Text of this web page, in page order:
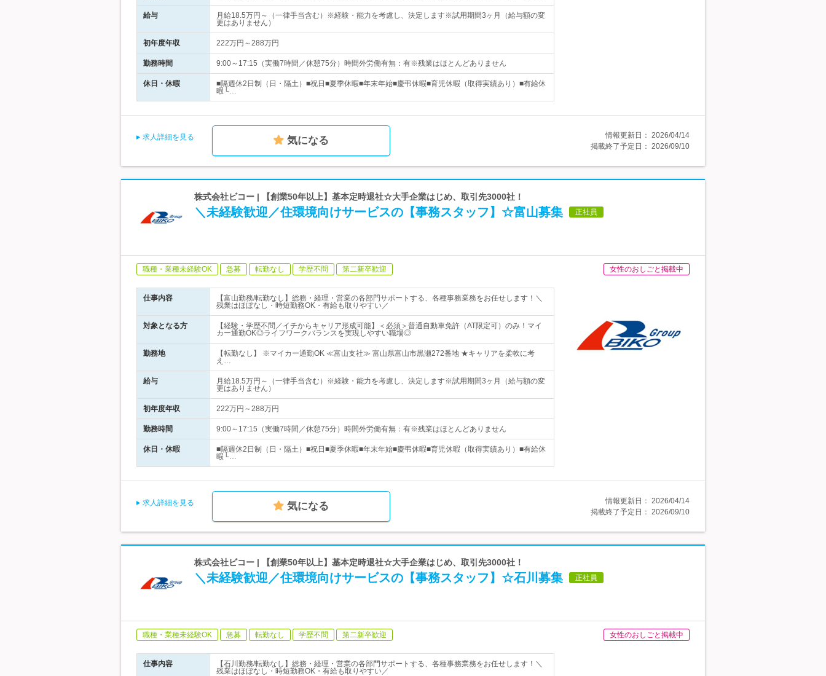
給与
月給18.5万円～（一律手当含む）※経験・能力を考慮し、決定します※試用期間3ヶ月（給与額の変
更はありません）
初年度年収 222万円～288万円
勤務時間 9:00～17:15（実働7時間／休憩75分）時間外労働有無：有※残業はほとんどありません
休日・休暇
■隔週休2日制（日・隔土）■祝日■夏季休暇■年末年始■慶弔休暇■育児休暇（取得実績あり）■有給休
暇└…
求人詳細を見る 気になる 情報更新日： 2026/04/14
掲載終了予定日： 2026/09/10
株式会社ビコー | 【創業50年以上】基本定時退社☆大手企業はじめ、取引先3000社！
＼未経験歓迎／住環境向けサービスの【事務スタッフ】☆富山募集 正社員
職種・業種未経験OK 急募 転勤なし 学歴不問 第二新卒歓迎 女性のおしごと掲載中
仕事内容
【富山勤務/転勤なし】総務・経理・営業の各部門サポートする、各種事務業務をお任せします！＼
残業はほぼなし・時短勤務OK・有給も取りやすい／
対象となる方
【経験・学歴不問／イチからキャリア形成可能】＜必須＞普通自動車免許（AT限定可）のみ！マイ
カー通勤OK◎ライフワークバランスを実現しやすい職場◎
勤務地
【転勤なし】 ※マイカー通勤OK ≪富山支社≫ 富山県富山市黒瀬272番地 ★キャリアを柔軟に考
え…
給与
月給18.5万円～（一律手当含む）※経験・能力を考慮し、決定します※試用期間3ヶ月（給与額の変
更はありません）
初年度年収 222万円～288万円
勤務時間 9:00～17:15（実働7時間／休憩75分）時間外労働有無：有※残業はほとんどありません
休日・休暇
■隔週休2日制（日・隔土）■祝日■夏季休暇■年末年始■慶弔休暇■育児休暇（取得実績あり）■有給休
暇└…
求人詳細を見る 気になる 情報更新日： 2026/04/14
掲載終了予定日： 2026/09/10
株式会社ビコー | 【創業50年以上】基本定時退社☆大手企業はじめ、取引先3000社！
＼未経験歓迎／住環境向けサービスの【事務スタッフ】☆石川募集 正社員
職種・業種未経験OK 急募 転勤なし 学歴不問 第二新卒歓迎 女性のおしごと掲載中
仕事内容
【石川勤務/転勤なし】総務・経理・営業の各部門サポートする、各種事務業務をお任せします！＼
残業はほぼなし・時短勤務OK・有給も取りやすい／